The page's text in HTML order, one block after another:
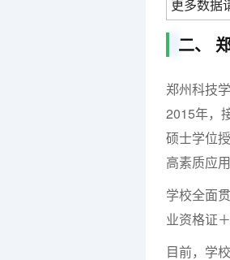
更多数据
二、
郑州科技
2015年，
硕士学位
高素质应
学校全面
业资格证
目前，学